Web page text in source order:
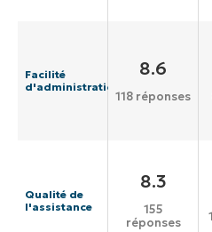
Facilité
d'administration
8.6
118 réponses
Qualité de
l'assistance
8.3
155
réponses